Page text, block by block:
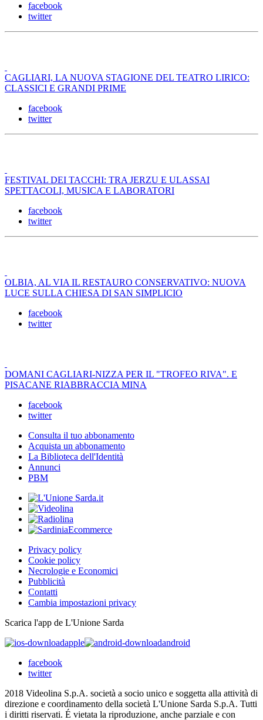
facebook
twitter
CAGLIARI, LA NUOVA STAGIONE DEL TEATRO LIRICO:
CLASSICI E GRANDI PRIME
facebook
twitter
FESTIVAL DEI TACCHI: TRA JERZU E ULASSAI
SPETTACOLI, MUSICA E LABORATORI
facebook
twitter
OLBIA, AL VIA IL RESTAURO CONSERVATIVO: NUOVA
LUCE SULLA CHIESA DI SAN SIMPLICIO
facebook
twitter
DOMANI CAGLIARI-NIZZA PER IL "TROFEO RIVA". E
PISACANE RIABBRACCIA MINA
facebook
twitter
Consulta il tuo abbonamento
Acquista un abbonamento
La Biblioteca dell'Identità
Annunci
PBM
Privacy policy
Cookie policy
Necrologie e Economici
Pubblicità
Contatti
Cambia impostazioni privacy
Scarica l'app de L'Unione Sarda
apple
android
facebook
twitter
2018 Videolina S.p.A. società a socio unico e soggetta alla attività di
direzione e coordinamento della società L'Unione Sarda S.p.A. Tutti
i diritti riservati. É vietata la riproduzione, anche parziale e con